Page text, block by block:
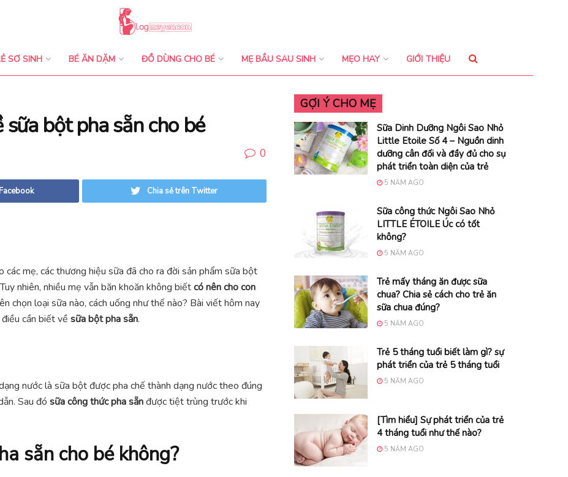
SƠ SINH BÉ ĂN DẶM ĐỒ DÙNG CHO BÉ MẸ BẦU SAU SINH MẸO HAY GIỚI THIỆU
bột pha sẵn cho bé
0
Chia sẻ trên Twitter
mẹ, các thương hiệu sữa đã cho ra đời sản phẩm sữa bột
nhiên, nhiều mẹ vẫn băn khoăn không biếtcó nên cho con
chọn loại sữa nào, cách uống như thế nào? Bài viết hôm nay
cần biết về sữa bột pha sẵn.
nước là sữa bột được pha chế thành dạng nước theo đúng
Sau đó sữa công thức pha sẵnđược tiệt trùng trước khi
sẵn cho bé không?
GỢI Ý CHO MẸ
Sữa Dinh Dưỡng Ngôi Sao Nhỏ
Little Etoile Số 4 – Nguồn dinh
dưỡng cân đối và đầy đủ cho sự
phát triển toàn diện của trẻ
5 NĂM AGO
Sữa công thức Ngôi Sao Nhỏ
LITTLE ÉTOILE Úc có tốt
không?
5 NĂM AGO
Trẻ mấy tháng ăn được sữa
chua? Chia sẻ cách cho trẻ ăn
sữa chua đúng?
5 NĂM AGO
Trẻ 5 tháng tuổi biết làm gì? sự
phát triển của trẻ 5 tháng tuổi
5 NĂM AGO
[Tìm hiểu] Sự phát triển của trẻ
4 tháng tuổi như thế nào?
5 NĂM AGO